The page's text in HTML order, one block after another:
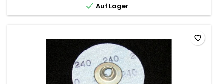
 Auf Lager
favorite_border